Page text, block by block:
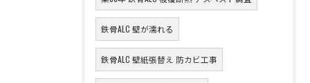
鉄骨ALC 壁が濡れる
鉄骨ALC 壁紙張替え 防カビ工事